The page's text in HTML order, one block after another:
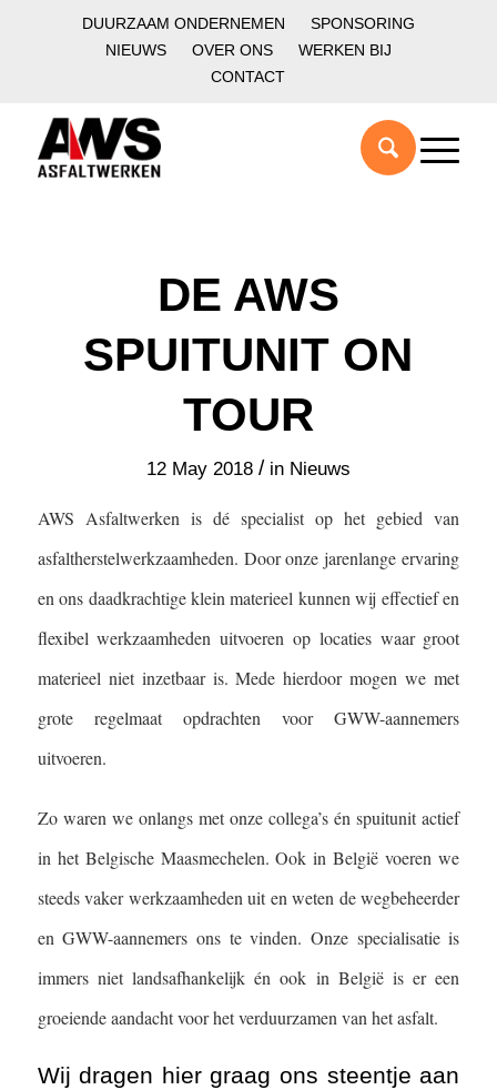
DUURZAAM ONDERNEMEN
SPONSORING
NIEUWS
OVER ONS
WERKEN BIJ
CONTACT
DE AWS
SPUITUNIT ON
TOUR
12 May 2018 / in Nieuws
AWS Asfaltwerken is dé specialist op het gebied van
asfaltherstelwerkzaamheden. Door onze jarenlange ervaring
en ons daadkrachtige klein materieel kunnen wij effectief en
flexibel werkzaamheden uitvoeren op locaties waar groot
materieel niet inzetbaar is. Mede hierdoor mogen we met
grote regelmaat opdrachten voor GWW-aannemers
uitvoeren.
Zo waren we onlangs met onze collega’s én spuitunit actief
in het Belgische Maasmechelen. Ook in België voeren we
steeds vaker werkzaamheden uit en weten de wegbeheerder
en GWW-aannemers ons te vinden. Onze specialisatie is
immers niet landsafhankelijk én ook in België is er een
groeiende aandacht voor het verduurzamen van het asfalt.
Wij dragen hier graag ons steentje aan